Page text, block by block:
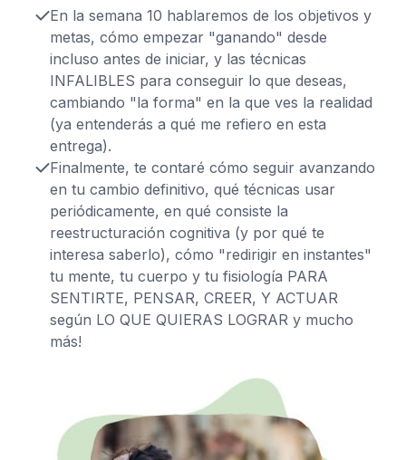
En la semana 10 hablaremos de los objetivos y
metas, cómo empezar "ganando" desde
incluso antes de iniciar, y las técnicas
INFALIBLES para conseguir lo que deseas,
cambiando "la forma" en la que ves la realidad
(ya entenderás a qué me refiero en esta
entrega).
Finalmente, te contaré cómo seguir avanzando
en tu cambio definitivo, qué técnicas usar
periódicamente, en qué consiste la
reestructuración cognitiva (y por qué te
interesa saberlo), cómo "redirigir en instantes"
tu mente, tu cuerpo y tu fisiología PARA
SENTIRTE, PENSAR, CREER, Y ACTUAR
según LO QUE QUIERAS LOGRAR y mucho
más!